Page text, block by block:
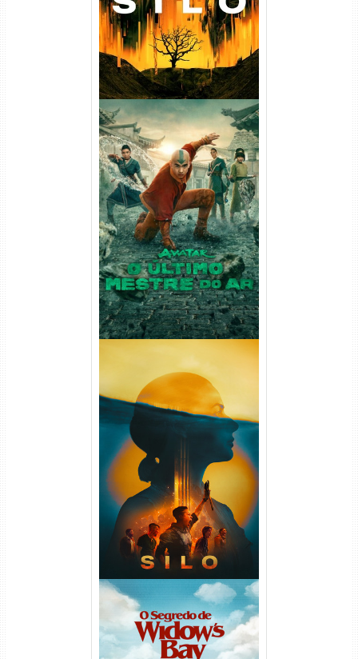
Avatar: O Último Mestre do
Ar 2ª Temporada Torrent
(2026) WEB-DL 1080p Dual
Áudio
Silo 2ª Temporada (2024)
WEB-DL 1080p Dual Áudio